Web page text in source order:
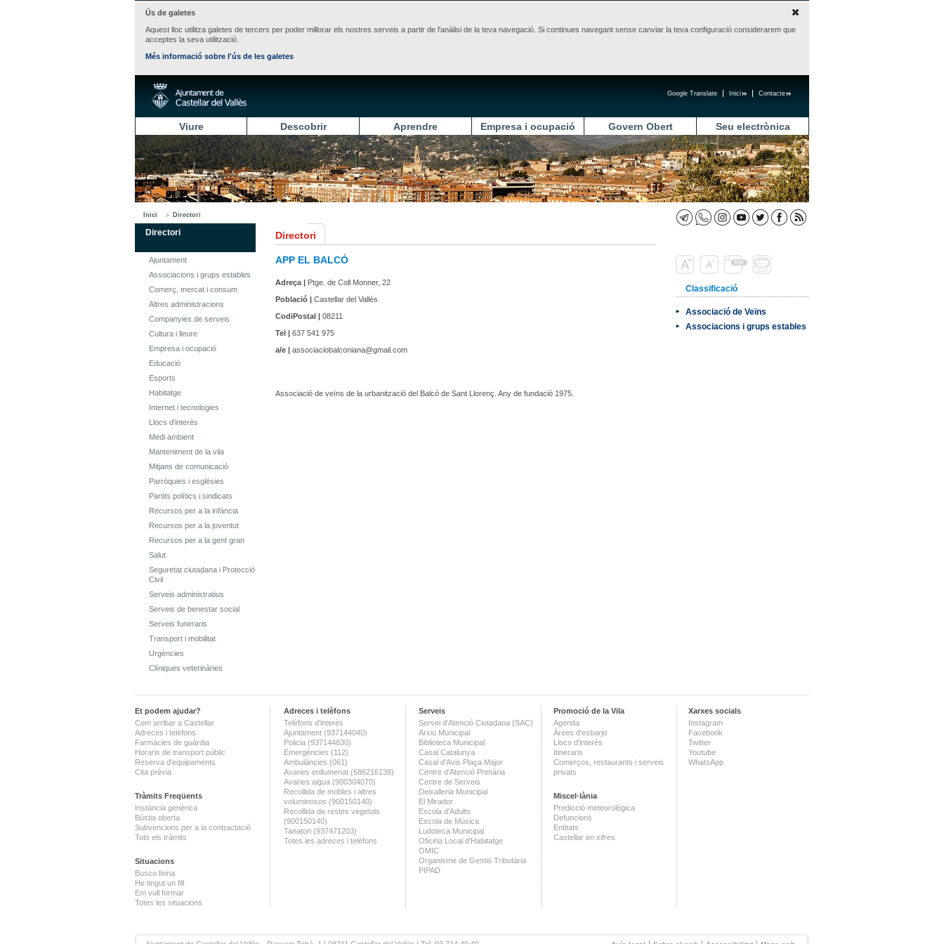
Ús de galetes
Aquest lloc utilitza galetes de tercers per poder millorar els nostres serveis a partir de l'anàlisi de la teva navegació. Si continues navegant sense canviar la teva configuració considerarem que
acceptes la seva utilització.
Més informació sobre l'ús de les galetes
Contacte
Inici
Google Translate
Viure Descobrir Aprendre Empresa i ocupació Govern Obert Seu electrònica
Inici Directori
Directori
Ajuntament
Associacions i grups estables
Comerç, mercat i consum
Altres administracions
Companyies de serveis
Cultura i lleure
Empresa i ocupació
Educació
Esports
Habitatge
Internet i tecnologies
Llocs d'interès
Medi ambient
Manteniment de la vila
Mitjans de comunicació
Parròquies i esglésies
Partits polítics i sindicats
Recursos per a la infància
Recursos per a la joventut
Recursos per a la gent gran
Salut
Seguretat ciutadana i Protecció
Civil
Serveis administratius
Serveis de benestar social
Serveis funeraris
Transport i mobilitat
Urgències
Clíniques veterinàries
Directori
APP EL BALCÓ
Adreça | Ptge. de Coll Monner, 22
Població | Castellar del Vallès
CodiPostal | 08211
Tel | 637 541 975
a/e | associaciobalconiana@gmail.com
Associació de veïns de la urbanització del Balcó de Sant Llorenç. Any de fundació 1975.
Classificació
Associació de Veïns
Associacions i grups estables
Et podem ajudar?
Com arribar a Castellar
Adreces i telèfons
Farmàcies de guàrdia
Horaris de transport públic
Reserva d'equipaments
Cita prèvia
Tràmits Freqüents
Instància genèrica
Bústia oberta
Subvencions per a la contractació
Tots els tràmits
Situacions
Busco feina
He tingut un fill
Em vull formar
Totes les situacions
Adreces i telèfons
Telèfons d'interès
Ajuntament (937144040)
Policia (937144830)
Emergències (112)
Ambulàncies (061)
Avaries enllumenat (686216138)
Avaries aigua (900304070)
Recollida de mobles i altres
voluminosos (900150140)
Recollida de restes vegetals
(900150140)
Tanatori (937471203)
Totes les adreces i telèfons
Serveis
Servei d'Atenció Ciutadana (SAC)
Arxiu Municipal
Biblioteca Municipal
Casal Catalunya
Casal d'Avis Plaça Major
Centre d'Atenció Primària
Centre de Serveis
Deixalleria Municipal
El Mirador
Escola d'Adults
Escola de Música
Ludoteca Municipal
Oficina Local d'Habitatge
OMIC
Organisme de Gestió Tributària
PIPAD
Promoció de la Vila
Agenda
Àrees d'esbarjo
Llocs d'interès
Itineraris
Comerços, restaurants i serveis
privats
Miscel·lània
Predicció meteorològica
Defuncions
Entitats
Castellar en xifres
Xarxes socials
Instagram
Facebook
Twitter
Youtube
WhatsApp